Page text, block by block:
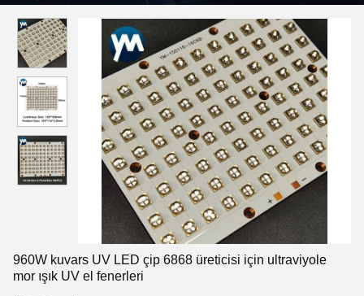
960W kuvars UV LED çip 6868 üreticisi için ultraviyole
mor ışık UV el fenerleri